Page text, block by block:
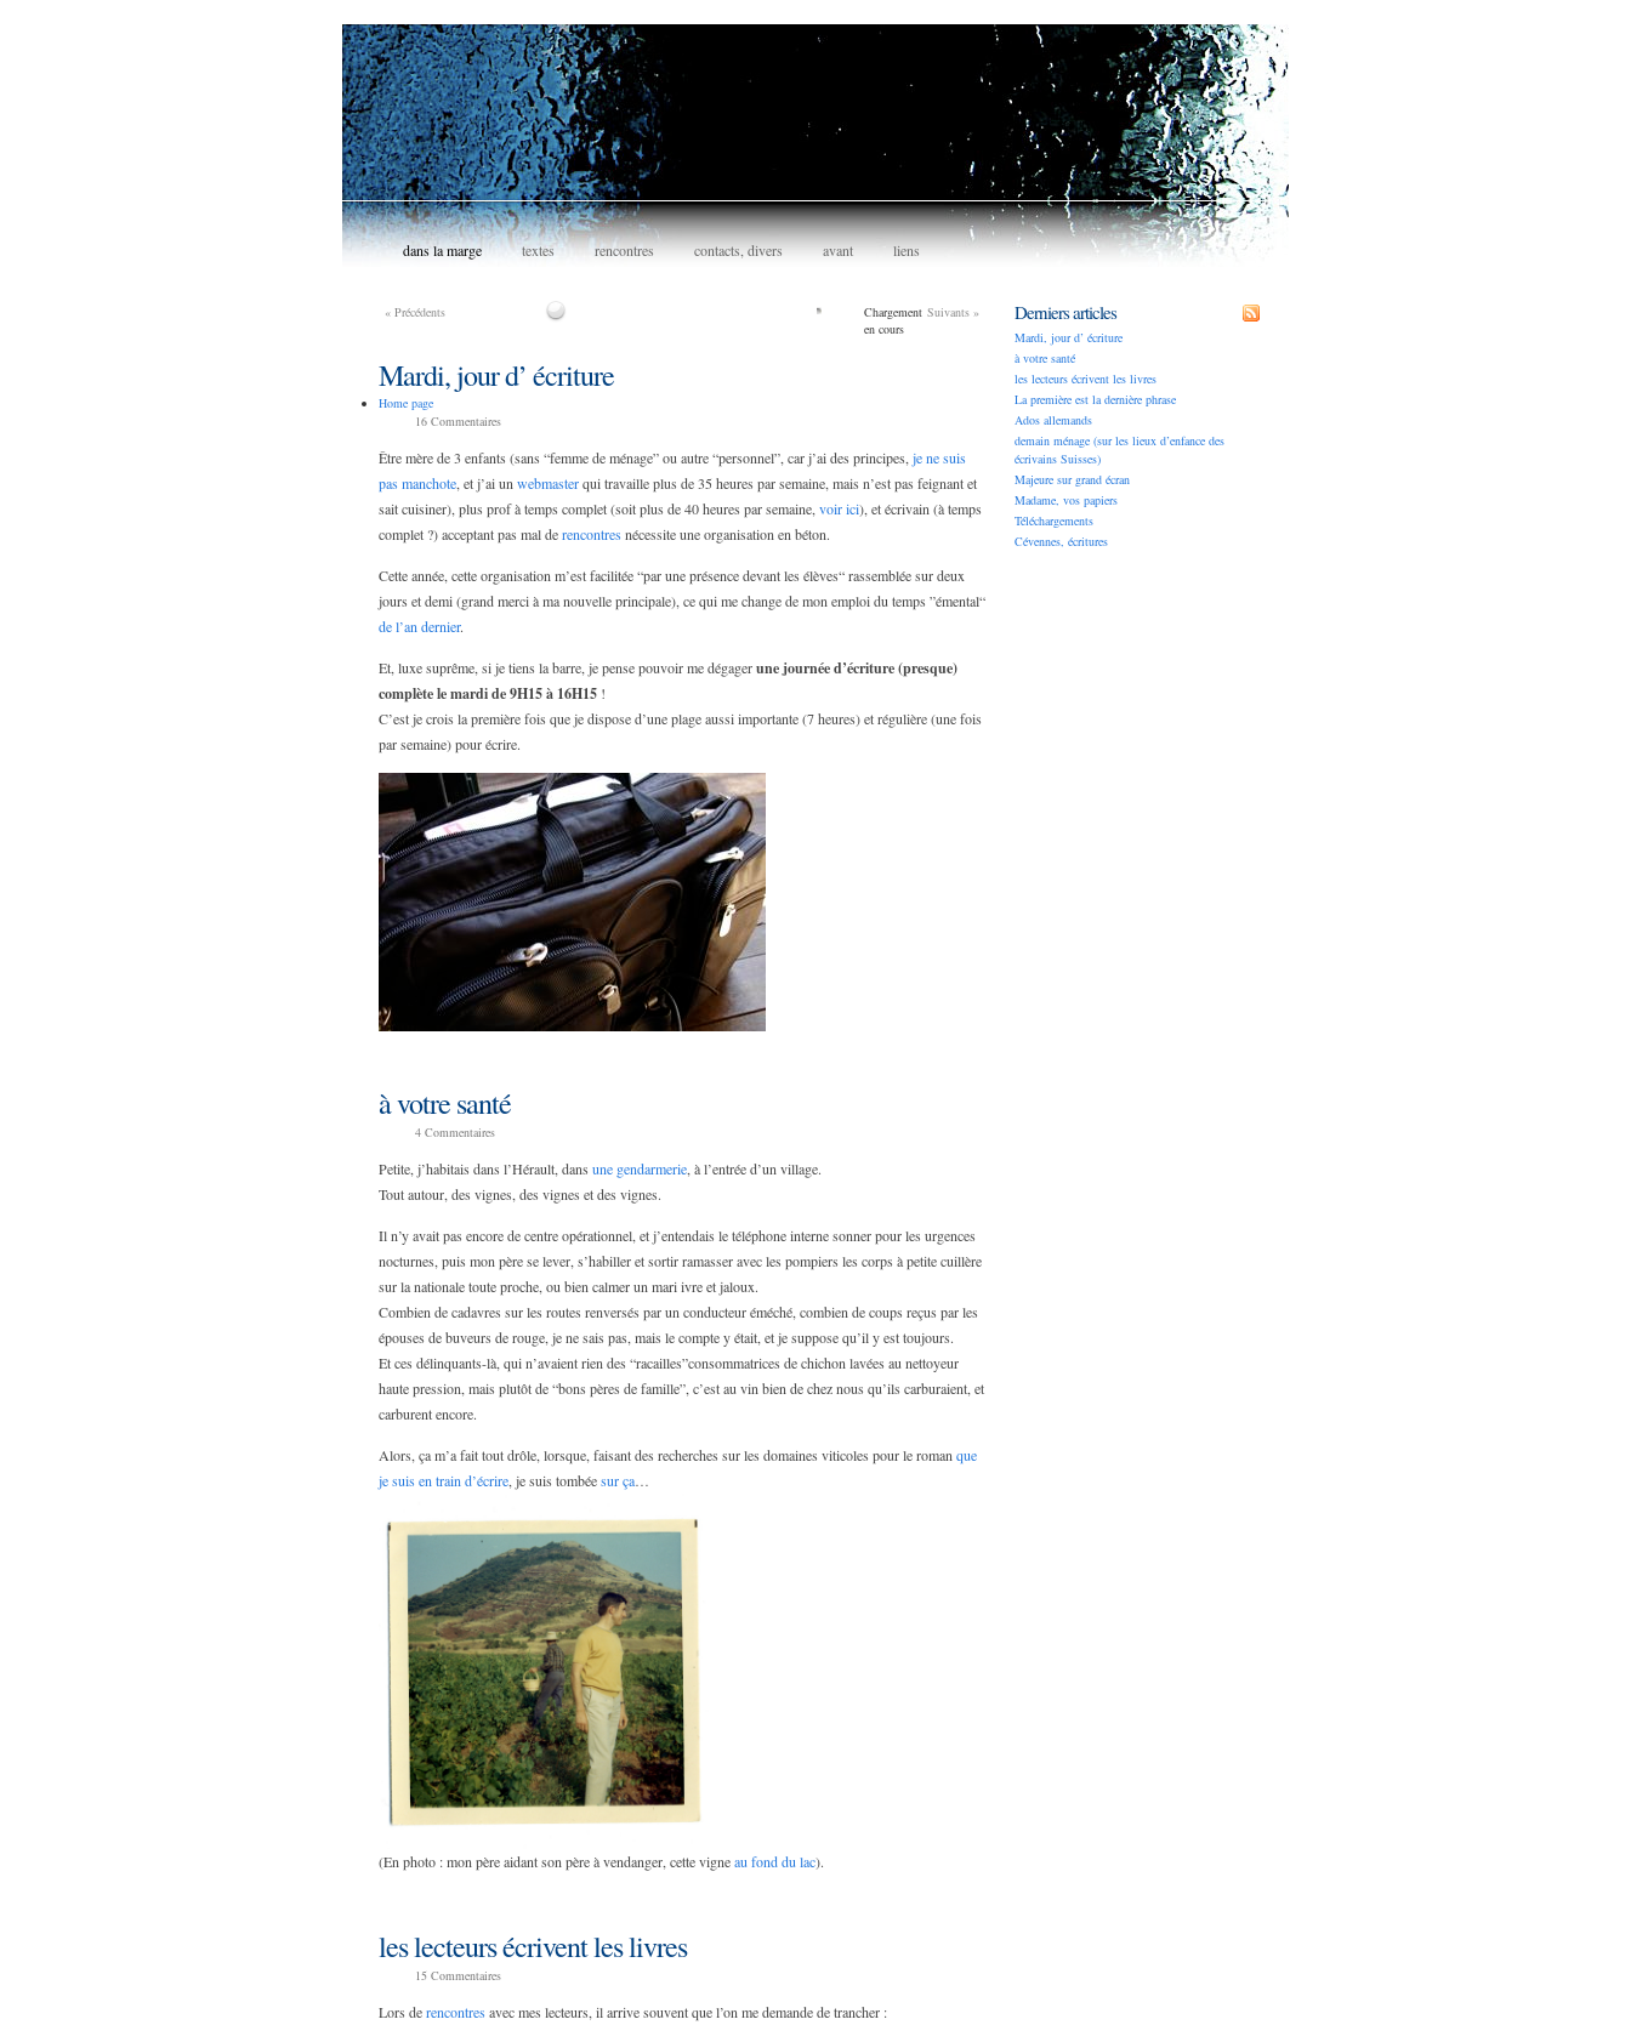
dans la marge textes rencontres contacts, divers avant liens
« Précédents
Chargement
en cours
Suivants »
Mardi, jour d’ écriture
Home page
16 Commentaires
Être mère de 3 enfants (sans “femme de ménage” ou autre “personnel”, car j’ai des principes, je ne suis
pas manchote , et j’ai un webmasterqui travaille plus de 35 heures par semaine, mais n’est pas feignant et
sait cuisiner), plus prof à temps complet (soit plus de 40 heures par semaine, voir ici), et écrivain (à temps
complet ?) acceptant pas mal derencontresnécessite une organisation en béton.
Cette année, cette organisation m’est facilitée “par une présence devant les élèves“ rassemblée sur deux
jours et demi (grand merci à ma nouvelle principale), ce qui me change de mon emploi du temps ”émental“
de l’an dernier.
Et, luxe suprême, si je tiens la barre, je pense pouvoir me dégagerune journée d’écriture (presque)
complète le mardi de 9H15 à 16H15 !
C’est je crois la première fois que je dispose d’une plage aussi importante (7 heures) et régulière (une fois
par semaine) pour écrire.
à votre santé
4 Commentaires
Petite, j’habitais dans l’Hérault, dans une gendarmerie , à l’entrée d’un village.
Tout autour, des vignes, des vignes et des vignes.
Il n’y avait pas encore de centre opérationnel, et j’entendais le téléphone interne sonner pour les urgences
nocturnes, puis mon père se lever, s’habiller et sortir ramasser avec les pompiers les corps à petite cuillère
sur la nationale toute proche, ou bien calmer un mari ivre et jaloux.
Combien de cadavres sur les routes renversés par un conducteur éméché, combien de coups reçus par les
épouses de buveurs de rouge, je ne sais pas, mais le compte y était, et je suppose qu’il y est toujours.
Et ces délinquants-là, qui n’avaient rien des “racailles”consommatrices de chichon lavées au nettoyeur
haute pression, mais plutôt de “bons pères de famille”, c’est au vin bien de chez nous qu’ils carburaient, et
carburent encore.
Alors, ça m’a fait tout drôle, lorsque, faisant des recherches sur les domaines viticoles pour le roman que
je suis en train d’écrire , je suis tombéesur ça
(En photo : mon père aidant son père à vendanger, cette vigneau fond du lac).
les lecteurs écrivent les livres
15 Commentaires
Lors derencontresavec mes lecteurs, il arrive souvent que l’on me demande de trancher :
Derniers articles
Mardi, jour d’ écriture
à votre santé
les lecteurs écrivent les livres
La première est la dernière phrase
Ados allemands
demain ménage (sur les lieux d’enfance des
écrivains Suisses)
Majeure sur grand écran
Madame, vos papiers
Téléchargements
Cévennes, écritures